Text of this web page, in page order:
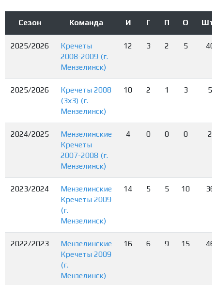
Сезон Команда И Г П О
2025/2026
Кречеты
2008-2009 (г.
Мензелинск)
12 3 2 5 40
2025/2026
Кречеты 2008
(3х3) (г.
Мензелинск)
10 2 1 3 5
2024/2025
Мензелинские
Кречеты
2007-2008 (г.
Мензелинск)
4 0 0 0 2
2023/2024
Мензелинские
Кречеты 2009
(г.
Мензелинск)
14 5 5 10 36
2022/2023
Мензелинские
Кречеты 2009
(г.
Мензелинск)
16 6 9 15 46